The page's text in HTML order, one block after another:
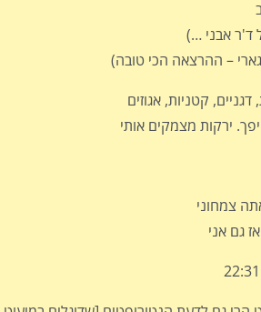
ד'ר אבני …)